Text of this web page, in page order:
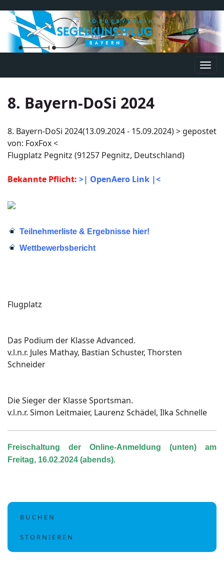
8. Bayern-DoSi 2024
8. Bayern-DoSi 2024(13.09.2024 - 15.09.2024) > gepostet
von: FoxFox <
Flugplatz Pegnitz (91257 Pegnitz, Deutschland)
Bekannte Pflicht: >| OpenAero Link |<
Teilnehmerliste & Ergebnisse hier!
Wettbewerbsbericht
Flugplatz
Das Podium der Klasse Advanced.
v.l.n.r. Jules Mathay, Bastian Schuster, Thorsten
Schneider
Die Sieger der Klasse Sportsman.
v.l.n.r. Simon Leitmaier, Laurenz Schädel, Ilka Schnelle
Freischaltung der Online-Anmeldung (unten) am
Freitag, 16.02.2024 (abends).
B U C H E N
S T O R N I E R E N